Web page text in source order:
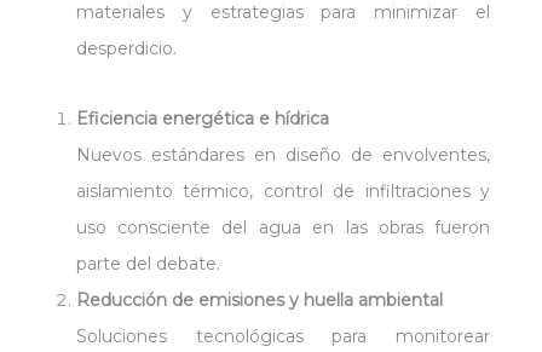
materiales y estrategias para minimizar el
desperdicio.
Eficiencia energética e hídrica
Nuevos estándares en diseño de envolventes,
aislamiento térmico, control de infiltraciones y
uso consciente del agua en las obras fueron
parte del debate.
Reducción de emisiones y huella ambiental
Soluciones tecnológicas para monitorear